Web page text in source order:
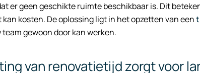
er geen geschikte ruimte beschikbaar is. Dit
kosten. De oplossing ligt in het opzetten van een
gewoon door kan werken.
van renovatietijd zorgt voor